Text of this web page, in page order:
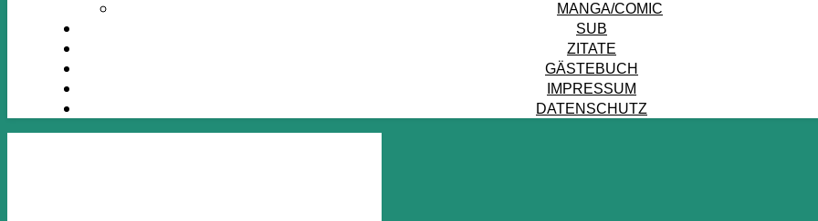
MANGA/COMIC
SUB
ZITATE
GÄSTEBUCH
IMPRESSUM
DATENSCHUTZ